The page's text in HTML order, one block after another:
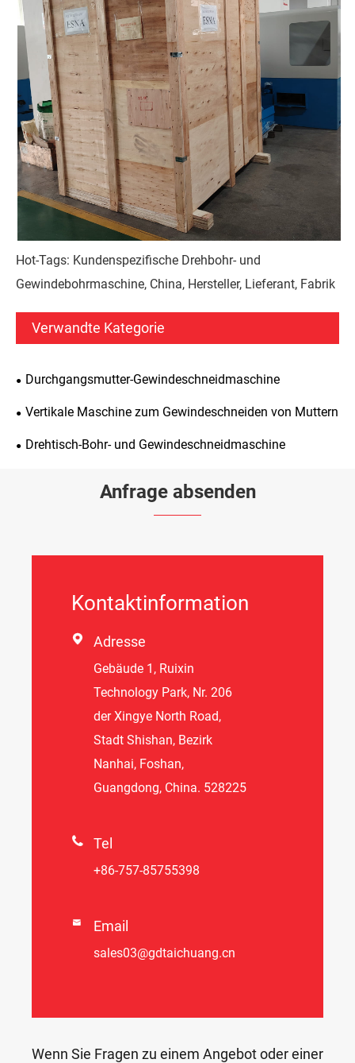
Hot-Tags: Kundenspezifische Drehbohr- und
Gewindebohrmaschine, China, Hersteller, Lieferant, Fabrik
Verwandte Kategorie
Durchgangsmutter-Gewindeschneidmaschine
Vertikale Maschine zum Gewindeschneiden von Muttern
Drehtisch-Bohr- und Gewindeschneidmaschine
Anfrage absenden
Kontaktinformation
 Adresse
Gebäude 1, Ruixin
Technology Park, Nr. 206
der Xingye North Road,
Stadt Shishan, Bezirk
Nanhai, Foshan,
Guangdong, China. 528225
 Tel
+86-757-85755398
 Email
sales03@gdtaichuang.cn
Wenn Sie Fragen zu einem Angebot oder einer